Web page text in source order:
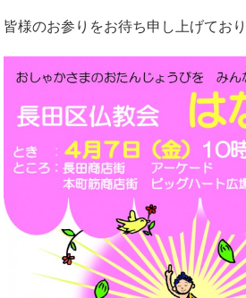
皆様のお参りをお待ち申し上げており